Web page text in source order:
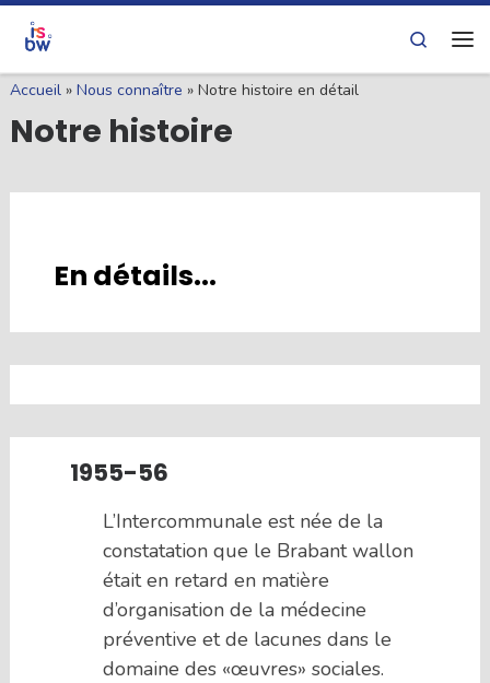
Skip to content
Search
Accueil » Nous connaître » Notre histoire en détail
Notre histoire
En détails...
1955-56
L’Intercommunale est née de la
constatation que le Brabant wallon
était en retard en matière
d’organisation de la médecine
préventive et de lacunes dans le
domaine des «œuvres» sociales.